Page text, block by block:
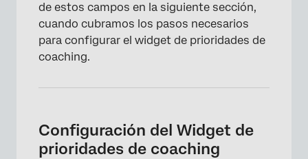
de estos campos en la siguiente sección,
cuando cubramos los pasos necesarios
para configurar el widget de prioridades de
coaching.
Configuración del Widget de
prioridades de coaching